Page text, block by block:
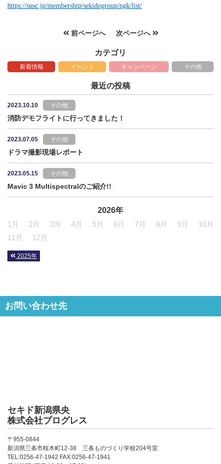
https://susc.jp/membership/sekidogroup/ngk/list/
前ページへ 次ページへ
カテゴリ
新着情報 イベント キャンペーン その他
最近の投稿
2023.10.10 その他
消防デモフライトに行ってきました！
2023.07.05 その他
ドラマ撮影現場レポート
2023.05.15 その他
Mavic 3 Multispectralのご紹介!!
2026年
1月
2月 3月 4月 5月 6月 7月 8月 9月
10月
11月
12月
2025年
お問い合わせ先
セキド新潟県央
株式会社プログレス
〒955-0844
新潟県三条市桜木町12-38 三条ものづくり学校204号室
TEL:0256-47-1942 FAX:0256-47-1941